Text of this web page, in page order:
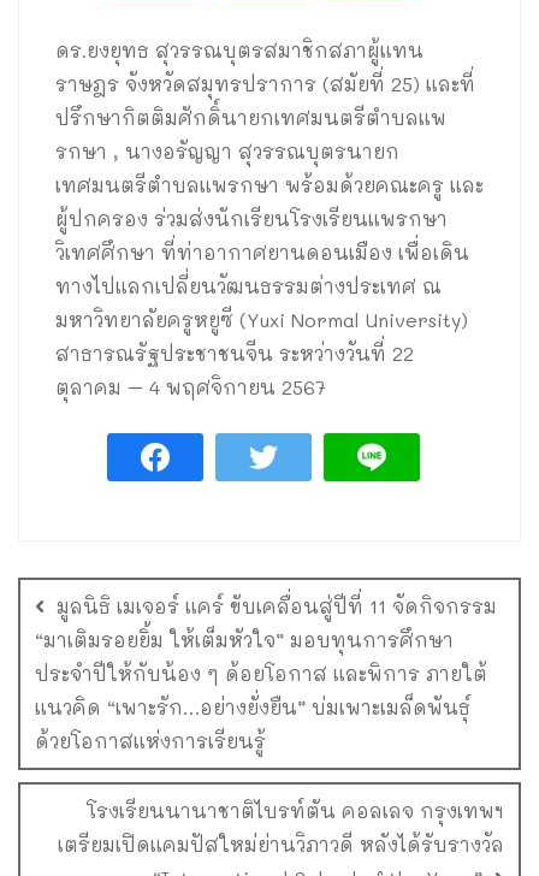
ดร.ยงยุทธ สุวรรณบุตรสมาชิกสภาผู้แทน
ราษฎร จังหวัดสมุทรปราการ (สมัยที่ 25) และที่
ปรึกษากิตติมศักดิ์นายกเทศมนตรีตำบลแพ
รกษา , นางอรัญญา สุวรรณบุตรนายก
เทศมนตรีตำบลแพรกษา พร้อมด้วยคณะครู และ
ผู้ปกครอง ร่วมส่งนักเรียนโรงเรียนแพรกษา
วิเทศศึกษา ที่ท่าอากาศยานดอนเมือง เพื่อเดิน
ทางไปแลกเปลี่ยนวัฒนธรรมต่างประเทศ ณ
มหาวิทยาลัยครูหยูซี (Yuxi Normal University)
สาธารณรัฐประชาชนจีน ระหว่างวันที่ 22
ตุลาคม – 4 พฤศจิกายน 2567
มูลนิธิ เมเจอร์ แคร์ ขับเคลื่อนสู่ปีที่ 11 จัดกิจกรรม
“มาเติมรอยยิ้ม ให้เต็มหัวใจ” มอบทุนการศึกษา
ประจำปีให้กับน้อง ๆ ด้อยโอกาส และพิการ ภายใต้
แนวคิด “เพาะรัก…อย่างยั่งยืน” บ่มเพาะเมล็ดพันธุ์
ด้วยโอกาสแห่งการเรียนรู้
โรงเรียนนานาชาติไบรท์ตัน คอลเลจ กรุงเทพฯ
เตรียมเปิดแคมปัสใหม่ย่านวิภาวดี หลังได้รับรางวัล